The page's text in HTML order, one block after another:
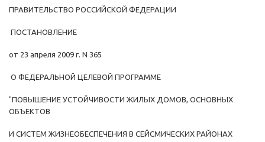
ПРАВИТЕЛЬСТВО РОССИЙСКОЙ ФЕДЕРАЦИИ
ПОСТАНОВЛЕНИЕ
от 23 апреля 2009 г. N 365
О ФЕДЕРАЛЬНОЙ ЦЕЛЕВОЙ ПРОГРАММЕ
"ПОВЫШЕНИЕ УСТОЙЧИВОСТИ ЖИЛЫХ ДОМОВ, ОСНОВНЫХ
ОБЪЕКТОВ
И СИСТЕМ ЖИЗНЕОБЕСПЕЧЕНИЯ В СЕЙСМИЧЕСКИХ РАЙОНАХ